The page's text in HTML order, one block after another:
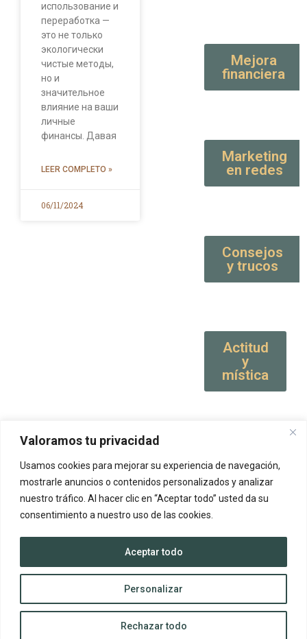
Valoramos tu privacidad
Usamos cookies para mejorar su experiencia de navegación,
mostrarle anuncios o contenidos personalizados y analizar
nuestro tráfico. Al hacer clic en “Aceptar todo” usted da su
consentimiento a nuestro uso de las cookies.
Personalizar
Rechazar todo
Aceptar todo
использование и
переработка —
это не только
экологически
чистые методы,
но и
значительное
влияние на ваши
личные
финансы. Давая
LEER COMPLETO »
06/11/2024
Mejora
financiera
Marketing
en redes
Consejos
y trucos
Actitud
y
mística